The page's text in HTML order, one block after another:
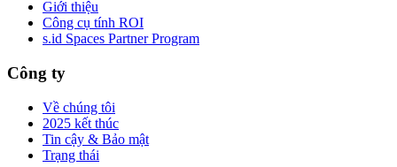
Giới thiệu
Công cụ tính ROI
s.id Spaces Partner Program
Công ty
Về chúng tôi
2025 kết thúc
Tin cậy & Bảo mật
Trạng thái